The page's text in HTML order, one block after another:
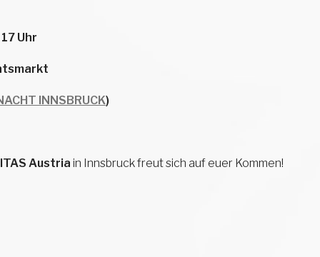
Uhr
INNSBRUCK)
Austria in Innsbruck freut sich auf euer Kommen!